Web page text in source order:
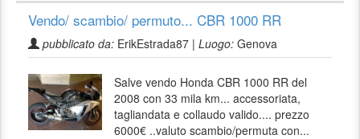
Vendo/ scambio/ permuto... CBR 1000 RR
pubblicato da: ErikEstrada87 | Luogo: Genova
Salve vendo Honda CBR 1000 RR del
2008 con 33 mila km... accessoriata,
tagliandata e collaudo valido.... prezzo
6000€ ..valuto scambio/permuta con...